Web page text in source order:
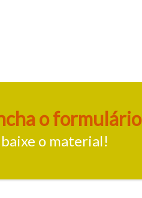
o formulário
o material!